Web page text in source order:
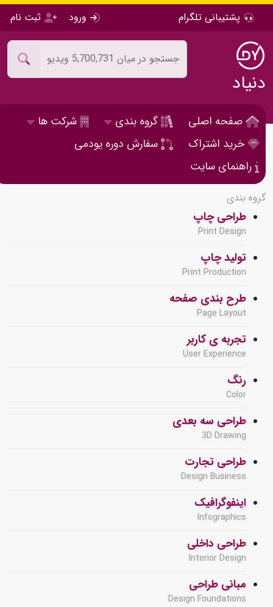
پشتیبانی تلگرام ورود ثبت نام
دنیاد
صفحه اصلی گروه بندی
شرکت ها
خرید اشتراک
سفارش دوره یودمی
راهنمای سایت
گروه بندی
طراحی چاپ
Print Design
تولید چاپ
Print Production
طرح بندی صفحه
Page Layout
تجربه ی کاربر
User Experience
رنگ
Color
طراحی سه بعدی
3D Drawing
طراحی تجارت
Design Business
اینفوگرافیک
Infographics
طراحی داخلی
Interior Design
مبانی طراحی
Design Foundations